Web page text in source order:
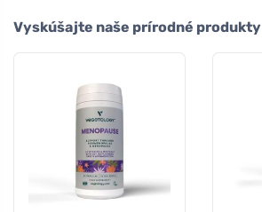
Vyskúšajte naše prírodné produkty